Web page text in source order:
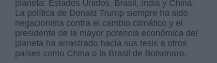
planeta: Estados Unidos, Brasil, India y China.
La política de Donald Trump siempre ha sido
negacionista contra el cambio climático y el
presidente de la mayor potencia económica del
planeta ha arrastrado hacía sus tesis a otros
países como China o la Brasil de Bolsonaro.